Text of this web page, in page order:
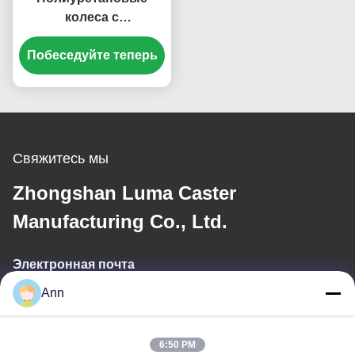
колеса с
подшипниками,
большего размера,
сверхпрочные,
одинарные, 6-
Побеседуйте теперь
Свяжитесь мы
Zhongshan Luma Caster
Manufacturing Co., Ltd.
Электронная почта
ann@industrialwheelcasters.com
Ann
6:50 PM